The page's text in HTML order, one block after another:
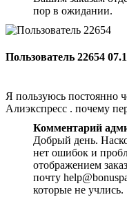
пор в ожидании.
Пользователь 22654
Я пользуюсь постоянно
Алиэкспресс . почему
Комментарий
Добрый день.
нет ошибок и
отображением
почту
которые не учлись.